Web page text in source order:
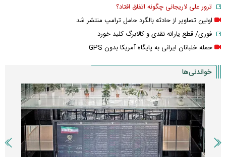
ترور علی لاریجانی چگونه اتفاق افتاد؟
اولین تصاویر از حادثه بالگرد حامل ترامپ منتشر شد
فوری/ قطع یارانه نقدی و کالابرگ کلید خورد
حمله خلبانان ایرانی به پایگاه آمریکا بدون GPS
خواندنی‌ها